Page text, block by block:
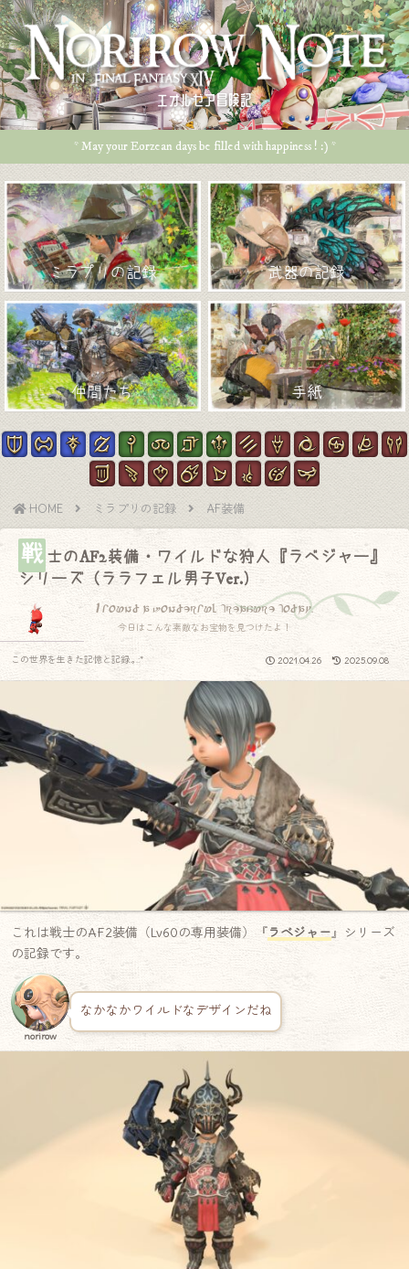
エオルゼア冒険記
* May your Eorzean days be filled with happiness ! :) *
ミラプリの記録 武器の記録
仲間たち 手紙
HOME ミラプリの記録 AF装備
戦士のAF2装備・ワイルドな狩人『ラベジャー』
シリーズ（ララフェル男子Ver.）
I found a wonderful treasure today.
今日はこんな素敵なお宝物を見つけたよ！
2021.04.26 2025.09.08
この世界を生きた記憶と記録.｡.:*
これは戦士のAF2装備（Lv60の専用装備）『ラベジャー』シリーズ
の記録です。
norirow
なかなかワイルドなデザインだね